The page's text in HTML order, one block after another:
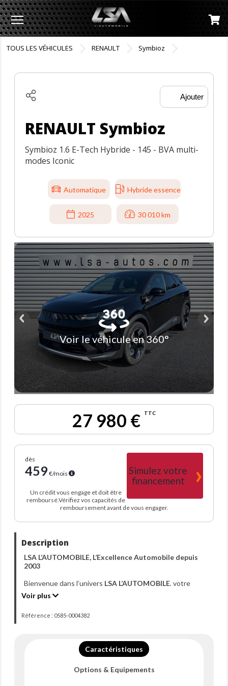
Menu
TOUS LES VÉHICULES RENAULT Symbioz
Ajouter
RENAULT Symbioz
Symbioz 1.6 E-Tech Hybride - 145 - BVA multi-
modes Iconic
Automatique Hybride essence
2025 30 010 km
Voir le véhicule en 360°
27 980 € TTC
dès
459€/mois
Simulez votre
financement
Un crédit vous engage et doit être
remboursé.Vérifiez vos capacités de
remboursement avant de vous engager.
Description
LSA L’AUTOMOBILE, L’Excellence Automobile depuis
2003
Bienvenue dans l’univers LSA L’AUTOMOBILE, votre
référence en matière de mobilité premium depuis plus de
20 ans. Entreprise familiale fondée dans le sud manche,
Avranches, oùplus de 10 000 véhicules
Aujourd’hui, nous vous proposons cette
le 25/03/2025 avec 20 647 kms,une alliance parfaite
Voir plus
Référence : 0585-0004382
Caractéristiques
Options & Equipements